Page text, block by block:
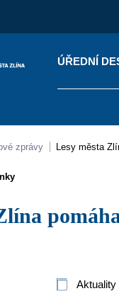
ÚŘEDNÍ
zprávy Lesy města
Aktuality